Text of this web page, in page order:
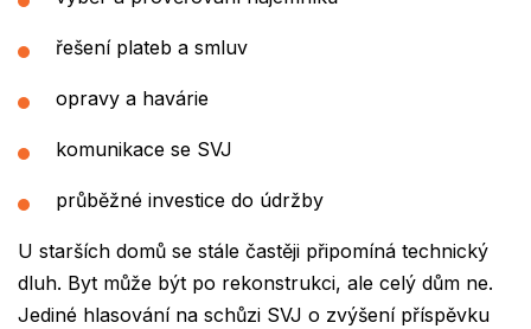
řešení plateb a smluv
opravy a havárie
komunikace se SVJ
průběžné investice do údržby
U starších domů se stále častěji připomíná technický
dluh. Byt může být po rekonstrukci, ale celý dům ne.
Jediné hlasování na schůzi SVJ o zvýšení příspěvku